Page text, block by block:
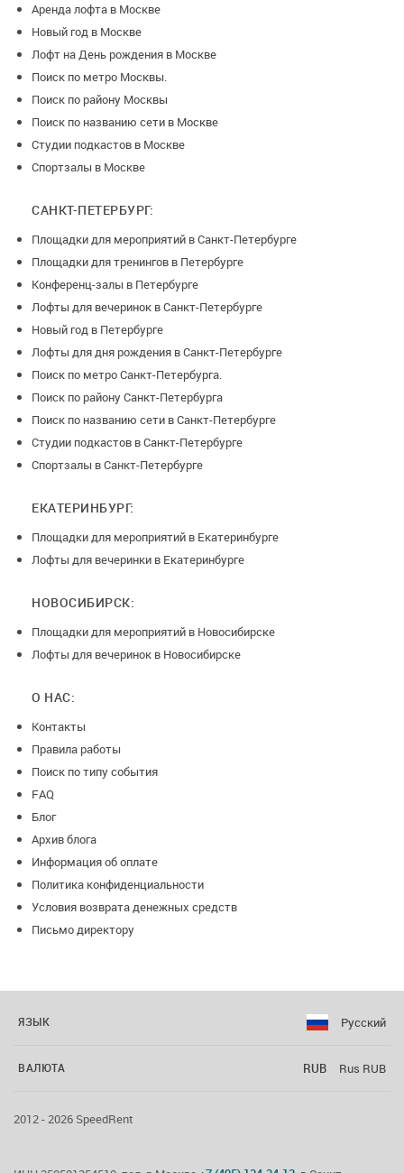
Аренда лофта в Москве
Новый год в Москве
Лофт на День рождения в Москве
Поиск по метро Москвы.
Поиск по району Москвы
Поиск по названию сети в Москве
Студии подкастов в Москве
Спортзалы в Москве
САНКТ-ПЕТЕРБУРГ:
Площадки для мероприятий в Санкт-Петербурге
Площадки для тренингов в Петербурге
Конференц-залы в Петербурге
Лофты для вечеринок в Санкт-Петербурге
Новый год в Петербурге
Лофты для дня рождения в Санкт-Петербурге
Поиск по метро Санкт-Петербурга.
Поиск по району Санкт-Петербурга
Поиск по названию сети в Санкт-Петербурге
Студии подкастов в Санкт-Петербурге
Спортзалы в Санкт-Петербурге
ЕКАТЕРИНБУРГ:
Площадки для мероприятий в Екатеринбурге
Лофты для вечеринки в Екатеринбурге
НОВОСИБИРСК:
Площадки для мероприятий в Новосибирске
Лофты для вечеринок в Новосибирске
О НАС:
Контакты
Правила работы
Поиск по типу события
FAQ
Блог
Архив блога
Информация об оплате
Политика конфиденциальности
Условия возврата денежных средств
Письмо директору
ЯЗЫК Русский
ВАЛЮТА RUB Rus RUB
2012 - 2026 SpeedRent